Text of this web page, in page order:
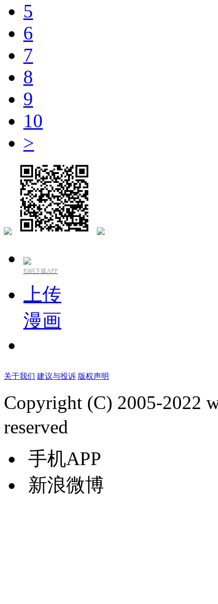
5
6
7
8
9
10
>
扫码下载APP
上传
漫画
关于我们 建议与投诉 版权声明
Copyright (C) 2005-2022
reserved
手机APP
新浪微博